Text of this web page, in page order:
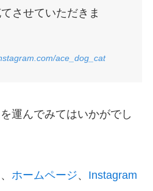
させていただきま
ace_dog_cat
運んでみてはいかがでし
ホームページ、 Instagram